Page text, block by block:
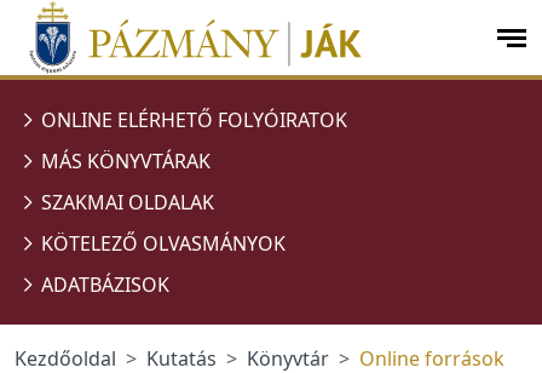
Ugrás a menüre
Ugrás a tartalomra
ONLINE ELÉRHETŐ FOLYÓIRATOK
MÁS KÖNYVTÁRAK
SZAKMAI OLDALAK
KÖTELEZŐ OLVASMÁNYOK
ADATBÁZISOK
Kezdőoldal Kutatás Könyvtár Online források